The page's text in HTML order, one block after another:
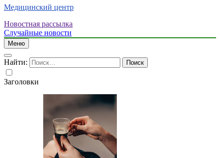
Медицинский центр
Новостная рассылка
Случайные новости
Меню
Найти:
Заголовки